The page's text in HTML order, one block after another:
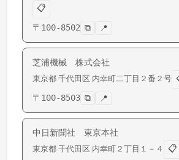
📋
〒 100-8502 ⧉ 📍
芝浦機械 株式会社
東京都 千代田区 内幸町二丁目２番２号
〒 100-8503 ⧉ 📍
中日新聞社 東京本社
東京都 千代田区 内幸町 ２丁目１－４
📋